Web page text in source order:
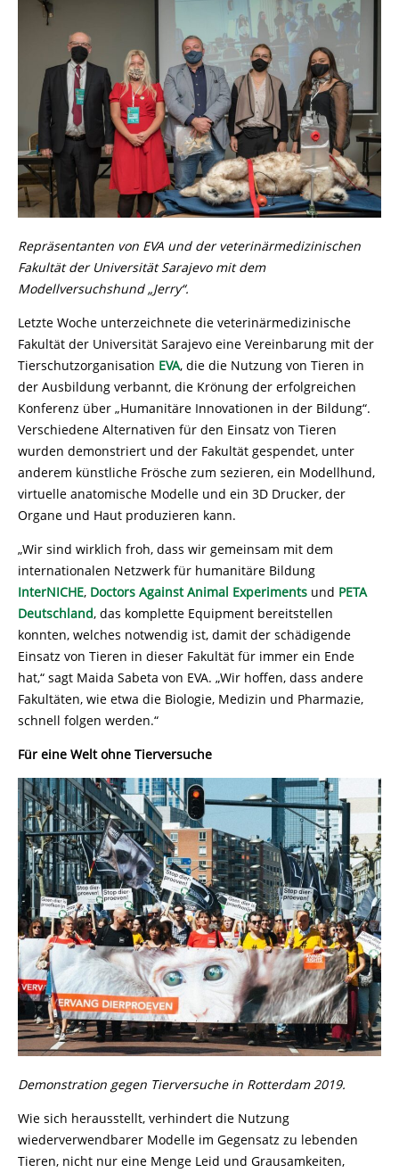
Repräsentanten von EVA und der veterinärmedizinischen
Fakultät der Universität Sarajevo mit dem
Modellversuchshund „Jerry“.
Letzte Woche unterzeichnete die veterinärmedizinische
Fakultät der Universität Sarajevo eine Vereinbarung mit der
Tierschutzorganisation EVA, die die Nutzung von Tieren in
der Ausbildung verbannt, die Krönung der erfolgreichen
Konferenz über „Humanitäre Innovationen in der Bildung“.
Verschiedene Alternativen für den Einsatz von Tieren
wurden demonstriert und der Fakultät gespendet, unter
anderem künstliche Frösche zum sezieren, ein Modellhund,
virtuelle anatomische Modelle und ein 3D Drucker, der
Organe und Haut produzieren kann.
„Wir sind wirklich froh, dass wir gemeinsam mit dem
internationalen Netzwerk für humanitäre Bildung
InterNICHE, Doctors Against Animal Experiments und PETA
Deutschland, das komplette Equipment bereitstellen
konnten, welches notwendig ist, damit der schädigende
Einsatz von Tieren in dieser Fakultät für immer ein Ende
hat,“ sagt Maida Sabeta von EVA. „Wir hoffen, dass andere
Fakultäten, wie etwa die Biologie, Medizin und Pharmazie,
schnell folgen werden.“
Für eine Welt ohne Tierversuche
Demonstration gegen Tierversuche in Rotterdam 2019.
Wie sich herausstellt, verhindert die Nutzung
wiederverwendbarer Modelle im Gegensatz zu lebenden
Tieren, nicht nur eine Menge Leid und Grausamkeiten,